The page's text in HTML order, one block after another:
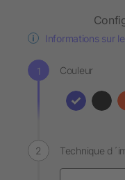
Informations sur
Couleur
Technique